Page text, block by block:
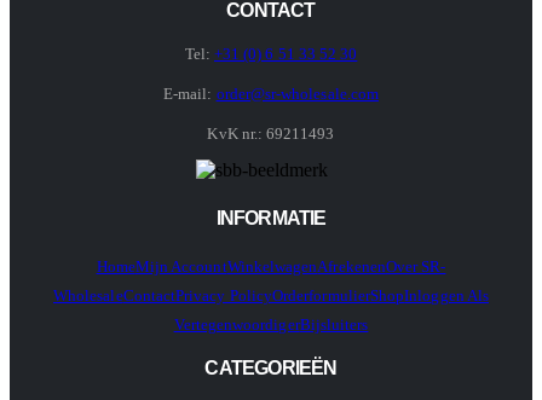
CONTACT
Tel: +31 (0) 6 51 33 52 30
E-mail: order@sr-wholesale.com
KvK nr.: 69211493
INFORMATIE
HomeMijn AccountWinkelwagenAfrekenenOver SR-
WholesaleContactPrivacy PolicyOrderformulierShopInloggen Als
VertegenwoordigerBijsluiters
CATEGORIEËN